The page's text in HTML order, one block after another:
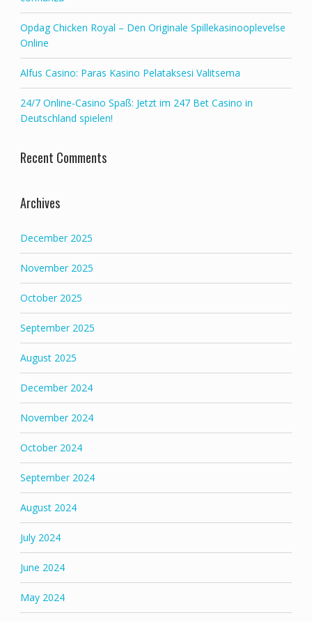
Opdag Chicken Royal – Den Originale Spillekasinooplevelse
Online
Alfus Casino: Paras Kasino Pelataksesi Valitsema
24/7 Online-Casino Spaß: Jetzt im 247 Bet Casino in
Deutschland spielen!
Recent Comments
Archives
December 2025
November 2025
October 2025
September 2025
August 2025
December 2024
November 2024
October 2024
September 2024
August 2024
July 2024
June 2024
May 2024